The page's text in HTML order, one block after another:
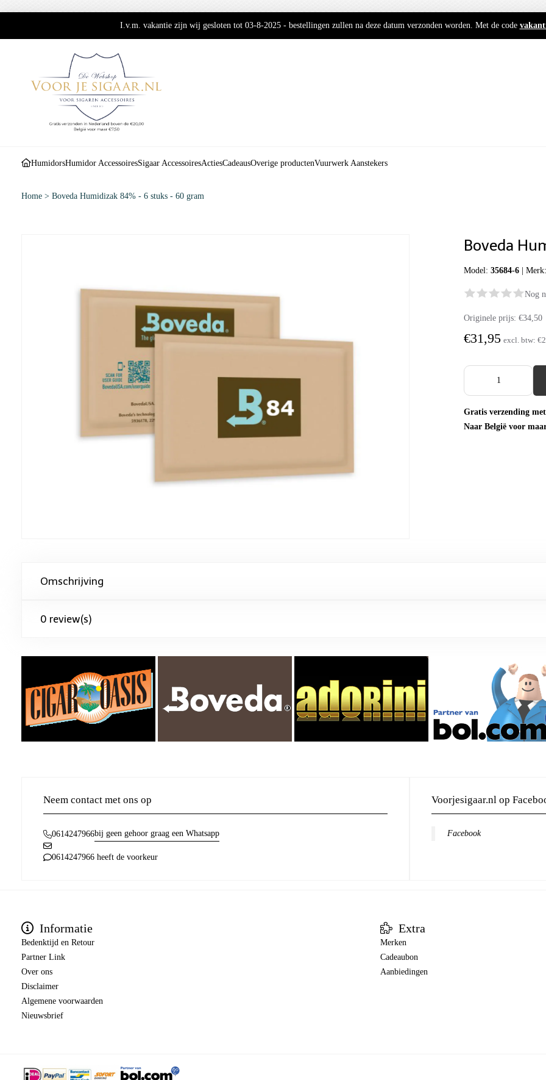
I.v.m. vakantie zijn wij gesloten tot 03-8-2025 - bestellingen zullen na deze datum verzonden worden. Met de code
HumidorsHumidor AccessoiresSigaar AccessoiresActiesCadeausOverige productenVuurwerk Aanstekers
Home > Boveda Humidizak 84% - 6 stuks - 60 gram
Boveda
Model:35684-6 |
Nog
Originele prijs:€34,50
€31,95 excl. btw:
Gratis verzending
Naar België voor
Omschrijving
0 review(s)
Neem contact met ons op
0614247966bij geen gehoor graag een Whatsapp
0614247966 heeft de voorkeur
Voorjesigaar.nl op
Facebook
Informatie
Bedenktijd en Retour
Partner Link
Over ons
Disclaimer
Algemene voorwaarden
Nieuwsbrief
Extra
Merken
Cadeaubon
Aanbiedingen